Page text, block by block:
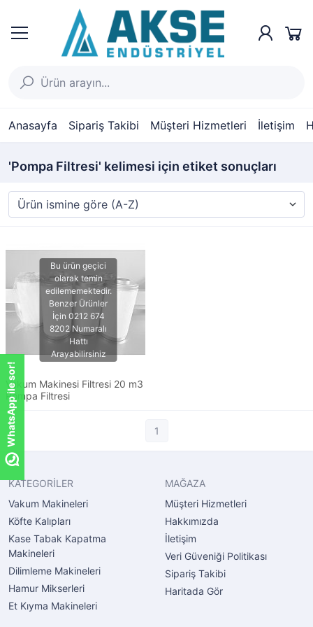
Anasayfa Sipariş Takibi Müşteri Hizmetleri İletişim
'Pompa Filtresi' kelimesi için etiket sonuçları
Vakum Makinesi Filtresi 20 m3
Pompa Filtresi
1
KATEGORİLER
Vakum Makineleri
Köfte Kalıpları
Kase Tabak Kapatma
Makineleri
Dilimleme Makineleri
Hamur Mikserleri
Et Kıyma Makineleri
MAĞAZA
Müşteri Hizmetleri
Hakkımızda
İletişim
Veri Güveniği Politikası
Sipariş Takibi
Haritada Gör
WhatsApp ile sor!